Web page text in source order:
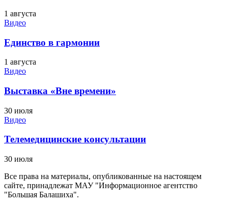
1 августа
Видео
Единство в гармонии
1 августа
Видео
Выставка «Вне времени»
30 июля
Видео
Телемедицинские консультации
30 июля
Все права на материалы, опубликованные на настоящем
сайте, принадлежат МАУ "Информационное агентство
"Большая Балашиха".